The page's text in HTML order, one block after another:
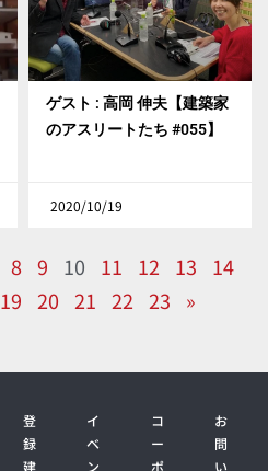
ゲスト : 高岡 伸夫【建築家
のアスリートたち #055】
2020/10/19
8 9 10 11 12 13
14
19 20 21 22 23 »
登
録
建
イ
ベ
ン
コ
ー
ポ
お
問
い